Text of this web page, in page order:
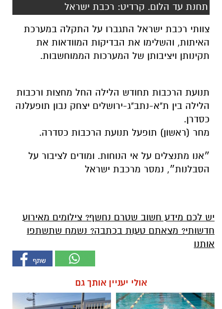
תחנת עד הלום. קרדיט: רכבת ישראל
צוותי רכבת ישראל התגברו על התקלה במערכת
האיתות, והשלימו את הבדיקות המוודאות את
תקינותן ויציבותן של המערכות הממוחשבות.
תנועת הרכבות תחודש הלילה החל מחצות ורכבות
הלילה בין ת"א-נתב"ג-ירושלים יצחק נבון תופעלנה
כסדרן.
מחר (ראשון) תופעל תנועת הרכבות כסדרה.
״אנו מתנצלים על אי הנוחות. ומודים לציבור על
הסבלנות״, נמסר מרכבת ישראל
יש לכם מידע חשוב שטרם נחשף? צילומים מאירוע
חדשותי? מצאתם טעות בכתבה? נשמח שתשתפו
אותנו
אולי יעניין אותך גם